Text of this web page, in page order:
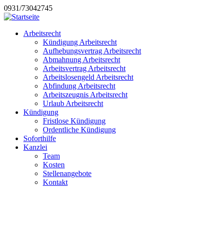
0931/73042745
Arbeitsrecht
Kündigung Arbeitsrecht
Aufhebungsvertrag Arbeitsrecht
Abmahnung Arbeitsrecht
Arbeitsvertrag Arbeitsrecht
Arbeitslosengeld Arbeitsrecht
Abfindung Arbeitsrecht
Arbeitszeugnis Arbeitsrecht
Urlaub Arbeitsrecht
Kündigung
Fristlose Kündigung
Ordentliche Kündigung
Soforthilfe
Kanzlei
Team
Kosten
Stellenangebote
Kontakt